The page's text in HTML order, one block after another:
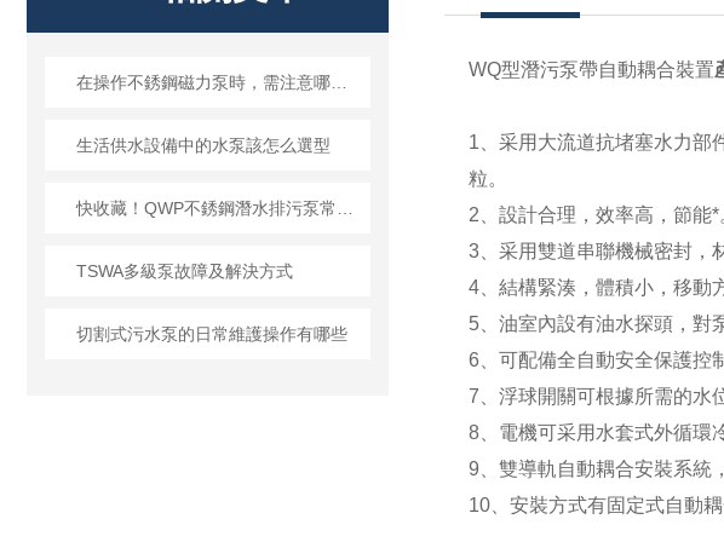
生活供水設備中的水泵該怎么選型
TSWA多級泵故障及解決方式
切割式污水泵的日常維護操作有哪些
WQ型潛污泵帶自動耦合裝置
1 、采用大流道抗堵塞水力
粒。
2 、設計合理，效率高，節能*
3、采用雙道串聯機械密封，
4、結構緊湊，體積小，移動
5、油室內設有油水探頭，對
6 、可配備全自動安全保護
7 、浮球開關可根據所需的
8、電機可采用水套式外循環
9 、雙導軌自動耦合安裝系
10、安裝方式有固定式自動